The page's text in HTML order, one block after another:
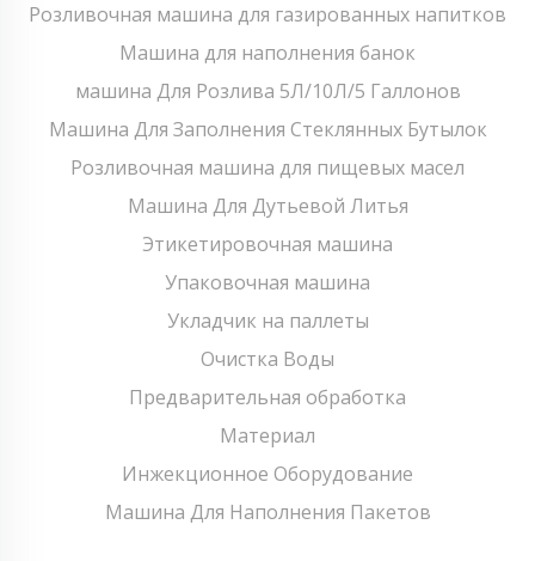
Розливочная машина для газированных напитков
Машина для наполнения банок
машина Для Розлива 5Л/10Л/5 Галлонов
Машина Для Заполнения Стеклянных Бутылок
Розливочная машина для пищевых масел
Машина Для Дутьевой Литья
Этикетировочная машина
Упаковочная машина
Укладчик на паллеты
Очистка Воды
Предварительная обработка
Материал
Инжекционное Оборудование
Машина Для Наполнения Пакетов